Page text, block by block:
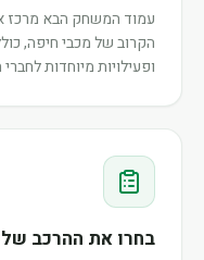
עמוד המשחק הבא מרכז
הקרוב של מכבי חיפה,
ופעילויות מיוחדות
בחרו את ההרכב